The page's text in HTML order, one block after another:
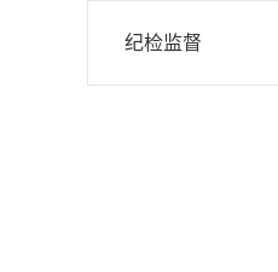
纪检监督